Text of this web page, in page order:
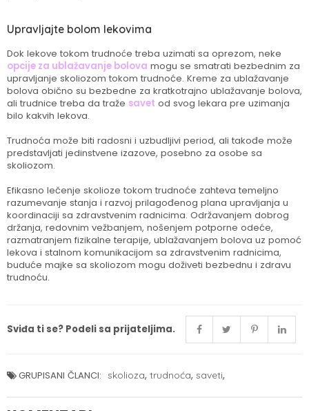
Upravljajte bolom lekovima
Dok lekove tokom trudnoće treba uzimati sa oprezom, neke
opcije za ublažavanje bolova mogu se smatrati bezbednim za
upravljanje skoliozom tokom trudnoće. Kreme za ublažavanje
bolova obično su bezbedne za kratkotrajno ublažavanje bolova,
ali trudnice treba da traže savet od svog lekara pre uzimanja
bilo kakvih lekova.
Trudnoća može biti radosni i uzbudljivi period, ali takođe može
predstavljati jedinstvene izazove, posebno za osobe sa
skoliozom.
Efikasno lečenje skolioze tokom trudnoće zahteva temeljno
razumevanje stanja i razvoj prilagođenog plana upravljanja u
koordinaciji sa zdravstvenim radnicima. Održavanjem dobrog
držanja, redovnim vežbanjem, nošenjem potporne odeće,
razmatranjem fizikalne terapije, ublažavanjem bolova uz pomoć
lekova i stalnom komunikacijom sa zdravstvenim radnicima,
buduće majke sa skoliozom mogu doživeti bezbednu i zdravu
trudnoću.
Sviđa ti se? Podeli sa prijateljima.
GRUPISANI ČLANCI: skolioza, trudnoća, saveti,